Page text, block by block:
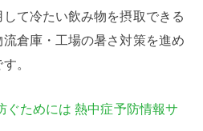
て冷たい飲み物を摂取できる
倉庫・工場の暑さ対策を進め
。
ぐためには 熱中症予防情報サ